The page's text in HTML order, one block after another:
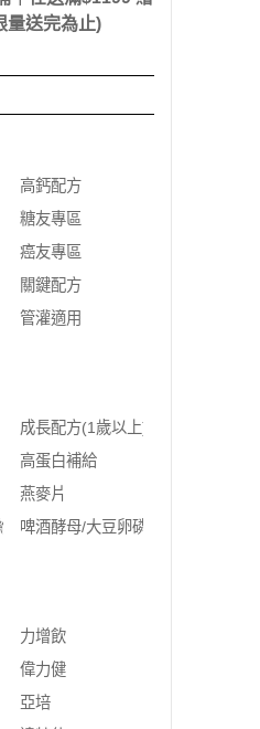
量送完為止)
高鈣配方
糖友專區
癌友專區
關鍵配方
管灌適用
成長配方(1歲以上)
高蛋白補給
燕麥片
啤酒酵母/大豆卵磷脂
力增飲
偉力健
亞培